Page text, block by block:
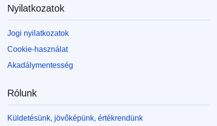
Nyilatkozatok
Jogi nyilatkozatok
Cookie-használat
Akadálymentesség
Rólunk
Küldetésünk, jövőképünk, értékrendünk